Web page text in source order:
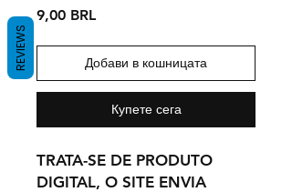
9,00 BRLЦена
Добави в кошницата
Купете сега
TRATA-SE DE PRODUTO
DIGITAL, O SITE ENVIA
REVIEWS